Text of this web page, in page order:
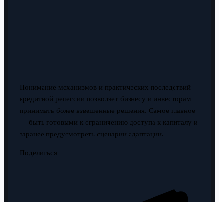
Понимание механизмов и практических последствий
кредитной рецессии позволяет бизнесу и инвесторам
принимать более взвешенные решения. Самое главное
— быть готовыми к ограничению доступа к капиталу и
заранее предусмотреть сценарии адаптации.
Поделиться